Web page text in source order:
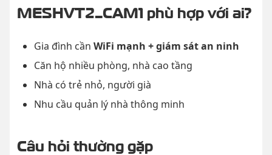
MESHVT2_CAM1 phù hợp với ai?
Gia đình cần WiFi mạnh + giám sát an ninh
Căn hộ nhiều phòng, nhà cao tầng
Nhà có trẻ nhỏ, người già
Nhu cầu quản lý nhà thông minh
Câu hỏi thường gặp